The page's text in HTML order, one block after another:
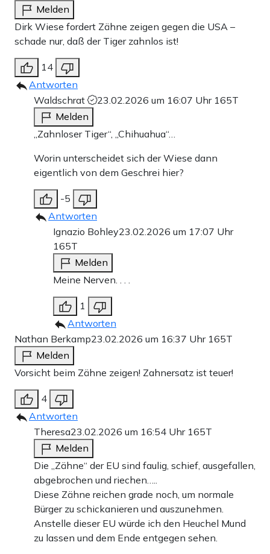
Melden
Dirk Wiese fordert Zähne zeigen gegen die USA –
schade nur, daß der Tiger zahnlos ist!
14
Antworten
Waldschrat
23.02.2026 um 16:07 Uhr 165T
Melden
„Zahnloser Tiger“, „Chihuahua“…
Worin unterscheidet sich der Wiese dann
eigentlich von dem Geschrei hier?
-5
Antworten
Ignazio Bohley23.02.2026 um 17:07 Uhr
165T
Melden
Meine Nerven. . . .
1
Antworten
Nathan Berkamp23.02.2026 um 16:37 Uhr 165T
Melden
Vorsicht beim Zähne zeigen! Zahnersatz ist teuer!
4
Antworten
Theresa23.02.2026 um 16:54 Uhr 165T
Melden
Die „Zähne“ der EU sind faulig, schief, ausgefallen,
abgebrochen und riechen…..
Diese Zähne reichen grade noch, um normale
Bürger zu schickanieren und auszunehmen.
Anstelle dieser EU würde ich den Heuchel Mund
zu lassen und dem Ende entgegen sehen.